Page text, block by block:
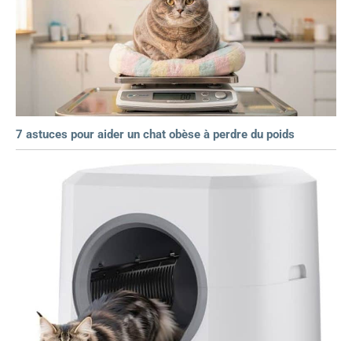
7 astuces pour aider un chat obèse à perdre du poids